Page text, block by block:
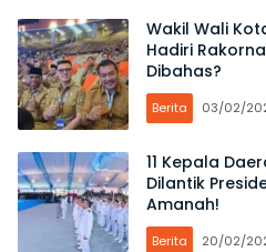
Wakil Wali
Hadiri
Dibahas?
Berita 03/02/
11 Kepala
Dilantik
Amanah!
Berita 20/02/